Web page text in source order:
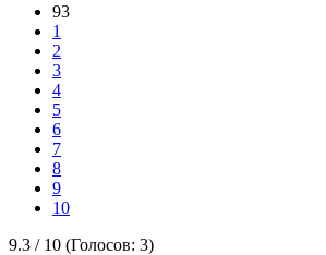
93
1
2
3
4
5
6
7
8
9
10
9.3 / 10 (Голосов: 3)